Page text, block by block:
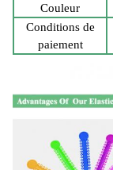
Couleur
Conditions de
paiement